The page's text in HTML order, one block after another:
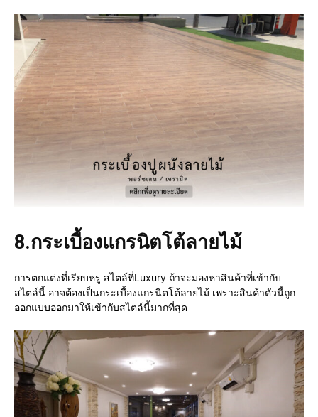
8.กระเบื้องแกรนิตโต้ลายไม้
การตกแต่งที่เรียบหรู สไตล์ที่Luxury ถ้าจะมองหาสินค้าที่เข้ากับ
สไตล์นี้ อาจต้องเป็นกระเบื้องแกรนิตโต้ลายไม้ เพราะสินค้าตัวนี้ถูก
ออกแบบออกมาให้เข้ากับสไตล์นี้มากที่สุด